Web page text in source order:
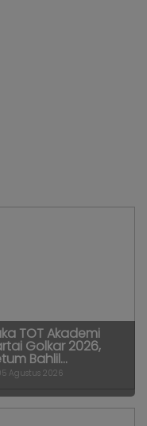
TOT Akademi
Golkar 2026,
Bahlil...
Agustus 2026